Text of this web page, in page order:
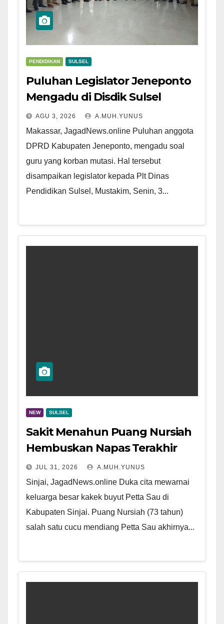
PENDIDIKAN SULSEL
Puluhan Legislator Jeneponto
Mengadu di Disdik Sulsel
AGU 3, 2026 A.MUH.YUNUS
Makassar, JagadNews.online Puluhan anggota
DPRD Kabupaten Jeneponto, mengadu soal
guru yang korban mutasi. Hal tersebut
disampaikan legislator kepada Plt Dinas
Pendidikan Sulsel, Mustakim, Senin, 3...
NEW SULSEL
Sakit Menahun Puang Nursiah
Hembuskan Napas Terakhir
JUL 31, 2026 A.MUH.YUNUS
Sinjai, JagadNews.online Duka cita mewarnai
keluarga besar kakek buyut Petta Sau di
Kabupaten Sinjai. Puang Nursiah (73 tahun)
salah satu cucu mendiang Petta Sau akhirnya...